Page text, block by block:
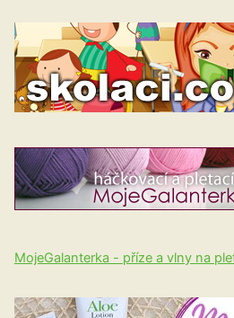
MojeGalanterka - příze a vlny na